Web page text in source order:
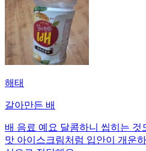
해태
갈아만든 배
배 음료 예요 달콤하니 씹히는 것
맛 아이스크림처럼 입안이 개운